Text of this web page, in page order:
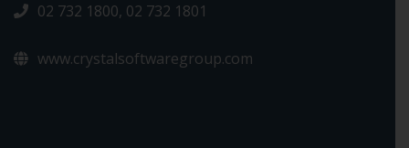
02 732 1800, 02 732 1801
www.crystalsoftwaregroup.com